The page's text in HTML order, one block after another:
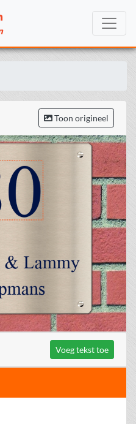
Toon origineel
Voeg tekst toe